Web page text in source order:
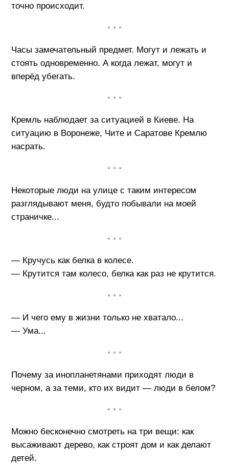
точно происходит.
• • •
Часы замечательный предмет. Могут и лежать и
стоять одновременно. А когда лежат, могут и
вперёд убегать.
• • •
Кремль наблюдает за ситуацией в Киеве. На
ситуацию в Воронеже, Чите и Саратове Кремлю
насрать.
• • •
Некоторые люди на улице с таким интересом
разглядывают меня, будто побывали на моей
страничке...
• • •
— Кручусь как белка в колесе.
— Крутится там колесо, белка как раз не крутится.
• • •
— И чего ему в жизни только не хватало...
— Ума...
• • •
Почему за инопланетянами приходят люди в
черном, а за теми, кто их видит — люди в белом?
• • •
Можно бесконечно смотреть на три вещи: как
высаживают дерево, как строят дом и как делают
детей.